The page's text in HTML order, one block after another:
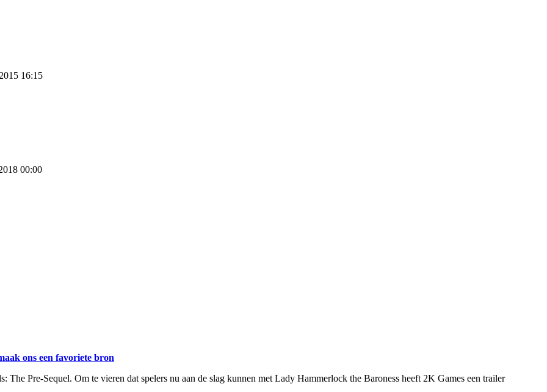
16:15
00:00
ons een favoriete bron
Pre-Sequel. Om te vieren dat spelers nu aan de slag kunnen met Lady Hammerlock the Baroness heeft 2K Games een trailer